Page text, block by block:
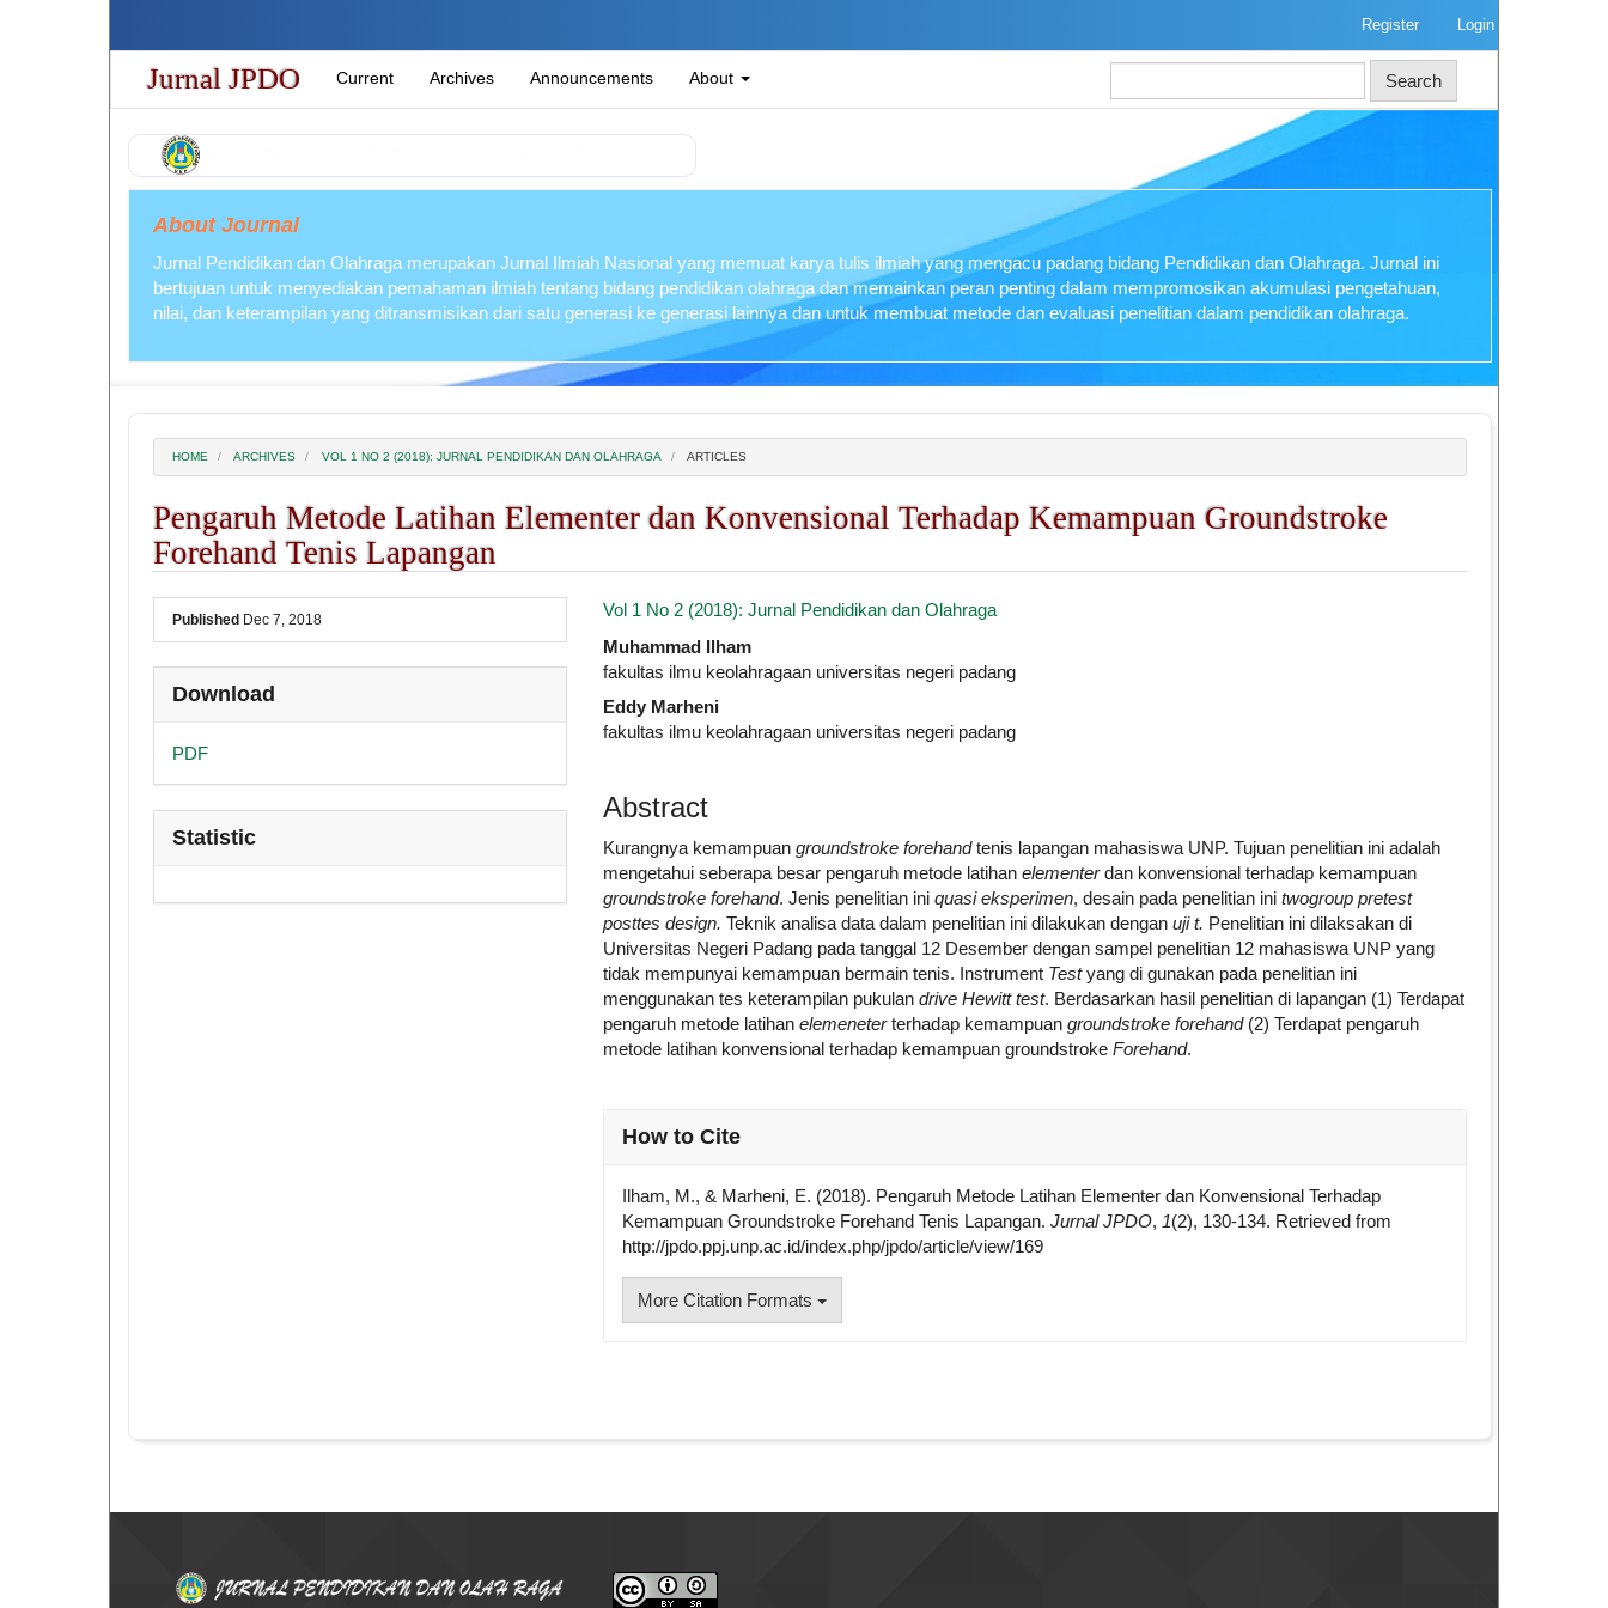
page
content
Main
Navigation
Main
Content
Sidebar
Register Login
Jurnal JPDO Current Archives Announcements About Search
About Journal
Jurnal Pendidikan dan Olahraga merupakan Jurnal Ilmiah Nasional yang memuat karya tulis ilmiah yang mengacu padang bidang Pendidikan dan Olahraga. Jurnal ini
bertujuan untuk menyediakan pemahaman ilmiah tentang bidang pendidikan olahraga dan memainkan peran penting dalam mempromosikan akumulasi pengetahuan,
nilai, dan keterampilan yang ditransmisikan dari satu generasi ke generasi lainnya dan untuk membuat metode dan evaluasi penelitian dalam pendidikan olahraga.
HOME ARCHIVES VOL 1 NO 2 (2018): JURNAL PENDIDIKAN DAN OLAHRAGA ARTICLES
Pengaruh Metode Latihan Elementer dan Konvensional Terhadap Kemampuan Groundstroke
Forehand Tenis Lapangan
##plugins.themes.academic_pro.article.sidebar##
Published Dec 7, 2018
Download
PDF
Statistic
Vol 1 No 2 (2018): Jurnal Pendidikan dan Olahraga
##plugins.themes.academic_pro.article.main##
Muhammad Ilham
fakultas ilmu keolahragaan universitas negeri padang
Eddy Marheni
fakultas ilmu keolahragaan universitas negeri padang
Abstract
Kurangnya kemampuan groundstroke forehandtenis lapangan mahasiswa UNP. Tujuan penelitian ini adalah
mengetahui seberapa besar pengaruh metode latihan elementerdan konvensional terhadap kemampuan
groundstroke forehand. Jenis penelitian ini quasi eksperimen, desain pada penelitian ini twogroup pretest
posttes design. Teknik analisa data dalam penelitian ini dilakukan dengan uji t. Penelitian ini dilaksakan di
Universitas Negeri Padang pada tanggal 12 Desember dengan sampel penelitian 12 mahasiswa UNP yang
tidak mempunyai kemampuan bermain tenis. Instrument Testyang di gunakan pada penelitian ini
menggunakan tes keterampilan pukulan drive Hewitt test. Berdasarkan hasil penelitian di lapangan (1) Terdapat
pengaruh metode latihan elemeneterterhadap kemampuan groundstroke forehand (2) Terdapat pengaruh
metode latihan konvensional terhadap kemampuan groundstroke Forehand.
##plugins.themes.academic_pro.article.details##
How to Cite
Ilham, M., & Marheni, E. (2018). Pengaruh Metode Latihan Elementer dan Konvensional Terhadap
Kemampuan Groundstroke Forehand Tenis Lapangan. Jurnal JPDO, 1(2), 130-134. Retrieved from
http://jpdo.ppj.unp.ac.id/index.php/jpdo/article/view/169
More Citation Formats